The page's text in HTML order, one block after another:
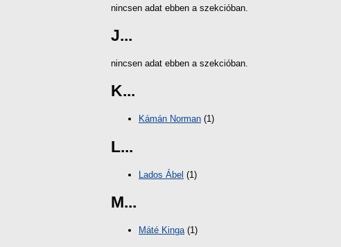
nincsen adat ebben a szekcióban.
J...
nincsen adat ebben a szekcióban.
K...
Kámán Norman (1)
L...
Lados Ábel (1)
M...
Máté Kinga (1)